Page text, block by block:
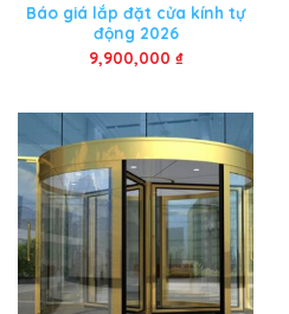
Báo giá lắp đặt cửa kính tự
động 2026
9,900,000 ₫